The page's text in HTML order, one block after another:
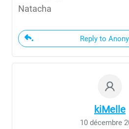
Natacha
Reply to
kiMelle
10 décembre